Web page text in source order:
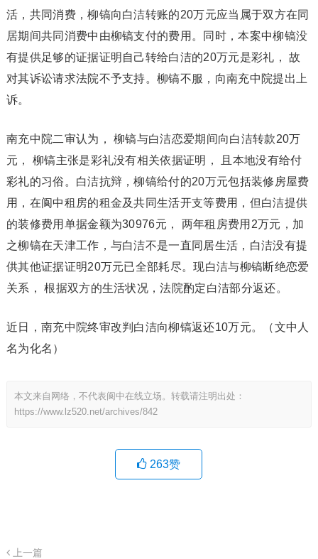
活，共同消费，柳镐向白洁转账的20万元应当属于双方在同
居期间共同消费中由柳镐支付的费用。同时，本案中柳镐没
有提供足够的证据证明自己转给白洁的20万元是彩礼， 故
对其诉讼请求法院不予支持。柳镐不服，向南充中院提出上
诉。
南充中院二审认为， 柳镐与白洁恋爱期间向白洁转款20万
元， 柳镐主张是彩礼没有相关依据证明， 且本地没有给付
彩礼的习俗。白洁抗辩，柳镐给付的20万元包括装修房屋费
用，在阆中租房的租金及共同生活开支等费用，但白洁提供
的装修费用单据金额为30976元， 两年租房费用2万元，加
之柳镐在天津工作，与白洁不是一直同居生活，白洁没有提
供其他证据证明20万元已全部耗尽。现白洁与柳镐断绝恋爱
关系， 根据双方的生活状况，法院酌定白洁部分返还。
近日，南充中院终审改判白洁向柳镐返还10万元。（文中人
名为化名）
本文来自网络，不代表阆中在线立场。转载请注明出处：
https://www.lz520.net/archives/842
263赞
上一篇